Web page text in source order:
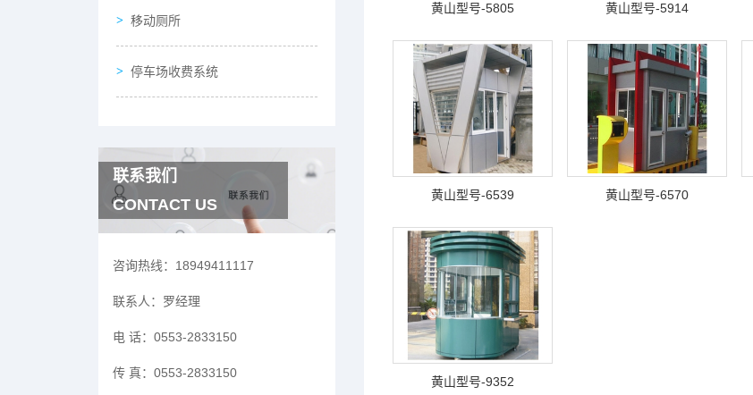
移动厕所
停车场收费系统
联系我们
CONTACT US
咨询热线： 18949411117
联系人： 罗经理
电 话： 0553-2833150
传 真： 0553-2833150
黄山型号-5805 黄山型号-5914
黄山型号-6539 黄山型号-6570
黄山型号-9352